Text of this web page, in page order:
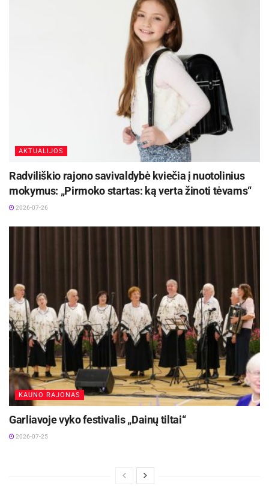
AKTUALIJOS
Radviliškio rajono savivaldybė kviečia į nuotolinius
mokymus: „Pirmoko startas: ką verta žinoti tėvams“
2026-07-26
KAUNO RAJONAS
Garliavoje vyko festivalis „Dainų tiltai“
2026-07-25